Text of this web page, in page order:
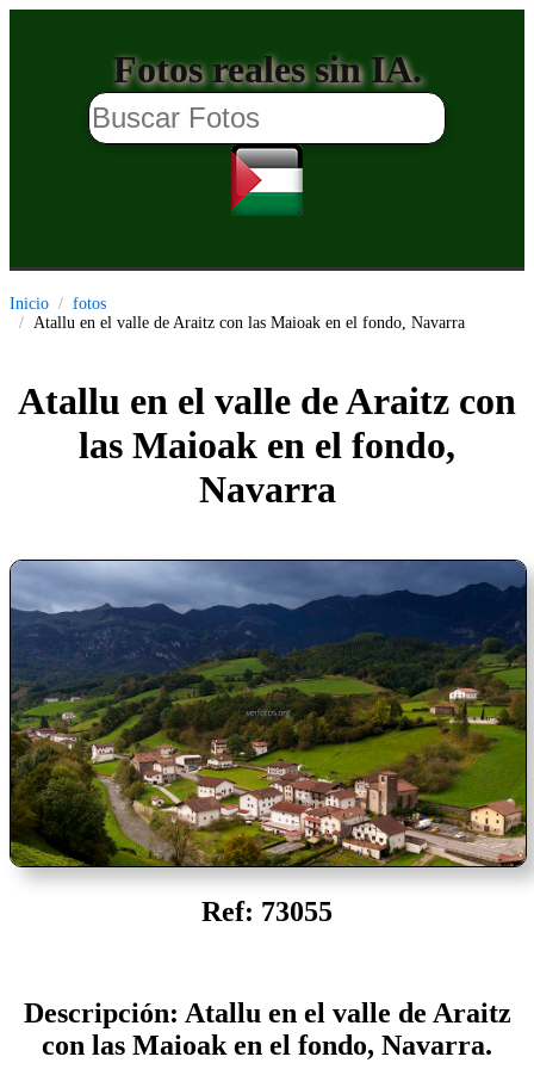
Fotos reales sin IA.
Inicio
fotos
Atallu en el valle de Araitz con las Maioak en el fondo, Navarra
Atallu en el valle de Araitz con
las Maioak en el fondo,
Navarra
Ref: 73055
Descripción: Atallu en el valle de Araitz
con las Maioak en el fondo, Navarra.